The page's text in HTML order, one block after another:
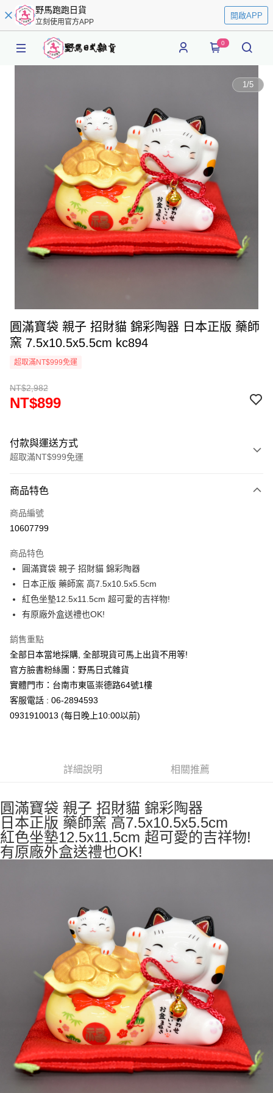
野馬跑跑日貨
立刻使用官方APP
開啟APP
0
1/5
圓滿寶袋 親子 招財貓 錦彩陶器 日本正版 藥師
窯 7.5x10.5x5.5cm kc894
超取滿NT$999免運
NT$2,982
NT$899
付款與運送方式
超取滿NT$999免運
信用卡一次付款
信用卡分期付款
合作金庫商業銀行
華南商業銀行
上海商業儲蓄銀行
台北富邦商業銀行
國泰世華商業銀行
兆豐國際商業銀行
臺灣中小企業銀行
聯邦商業銀行
元大商業銀行
永豐商業銀行
玉山商業銀行
台新國際商業銀行
台灣樂天信用卡公司
超商取貨付款
LINE Pay
Apple Pay
悠遊付
Google Pay
ATM付款
每筆NT$65，滿NT$999(含以上)免運費
每筆NT$65，滿NT$999(含以上)免運費
7-11取貨付款
每筆NT$65，滿NT$999(含以上)免運費
每筆NT$100，滿NT$999(含以上)免運費
商品特色
商品編號
10607799
商品特色
圓滿寶袋 親子 招財貓 錦彩陶器
日本正版 藥師窯 高7.5x10.5x5.5cm
紅色坐墊12.5x11.5cm 超可愛的吉祥物!
有原廠外盒送禮也OK!
銷售重點
全部日本當地採購, 全部現貨可馬上出貨不用等!
官方臉書粉絲團：野馬日式雜貨
實體門市：台南市東區崇德路64號1樓
客服電話 : 06-2894593
0931910013 (每日晚上10:00以前)
詳細說明 相關推薦
圓滿寶袋 親子 招財貓 錦彩陶器
日本正版 藥師窯 高7.5x10.5x5.5cm
紅色坐墊12.5x11.5cm 超可愛的吉祥物!
有原廠外盒送禮也OK!